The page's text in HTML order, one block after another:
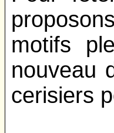
motifs
nouveau
cerisiers